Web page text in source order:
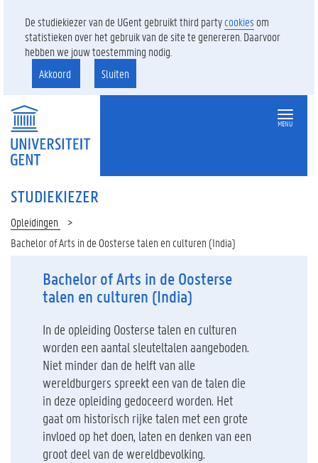
De studiekiezer van de UGent gebruikt third partycookies om
statistieken over het gebruik van de site te genereren. Daarvoor
hebben we jouw toestemming nodig.
Akkoord
Sluiten
MENU
STUDIEKIEZER
Opleidingen
Bachelor of Arts in de Oosterse talen en culturen (India)
Bachelor of Arts in de Oosterse
talen en culturen (India)
In de opleiding Oosterse talen en culturen
worden een aantal sleuteltalen aangeboden.
Niet minder dan de helft van alle
wereldburgers spreekt een van de talen die
in deze opleiding gedoceerd worden. Het
gaat om historisch rijke talen met een grote
invloed op het doen, laten en denken van een
groot deel van de wereldbevolking.